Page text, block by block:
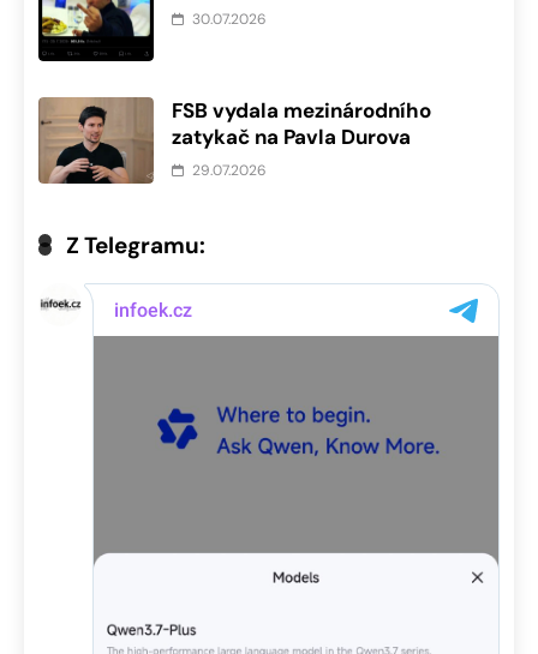
30.07.2026
FSB vydala mezinárodního
zatykač na Pavla Durova
29.07.2026
Z Telegramu: